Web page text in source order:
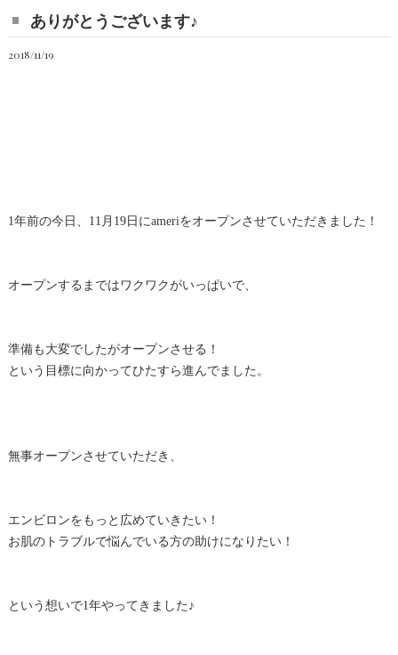
ありがとうございます♪
2018/11/19
1年前の今日、11月19日にameriをオープンさせていただきました！
オープンするまではワクワクがいっぱいで、
準備も大変でしたがオープンさせる！
という目標に向かってひたすら進んでました。
無事オープンさせていただき、
エンビロンをもっと広めていきたい！
お肌のトラブルで悩んでいる方の助けになりたい！
という想いで1年やってきました♪